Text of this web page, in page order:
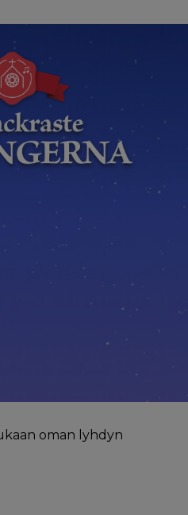
oman lyhdyn